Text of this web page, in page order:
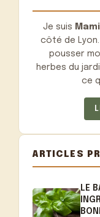
Je suis
côté de
pousser
herbes du
ce
ARTICLES
LE